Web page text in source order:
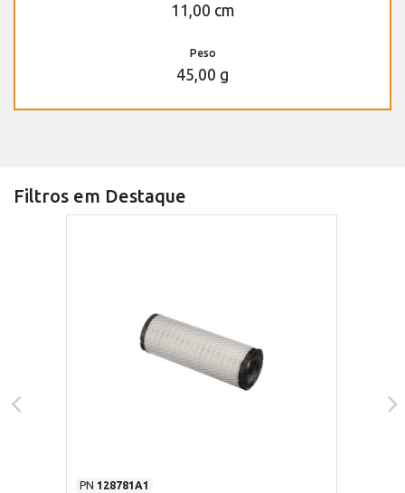
11,00 cm
Peso
45,00 g
Filtros em Destaque
PN 128781A1